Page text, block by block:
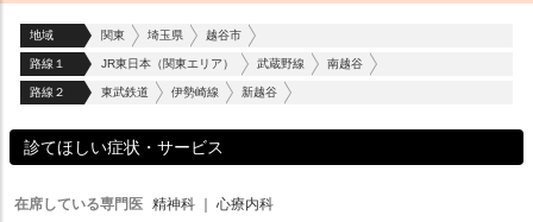
地域 関東 埼玉県 越谷市
路線１ JR東日本（関東エリア） 武蔵野線 南越谷
路線２ 東武鉄道 伊勢崎線 新越谷
診てほしい症状・サービス
在席している専門医 精神科 心療内科